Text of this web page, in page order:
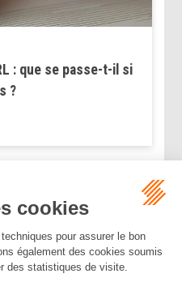
: que se passe-t-il si
?
>>